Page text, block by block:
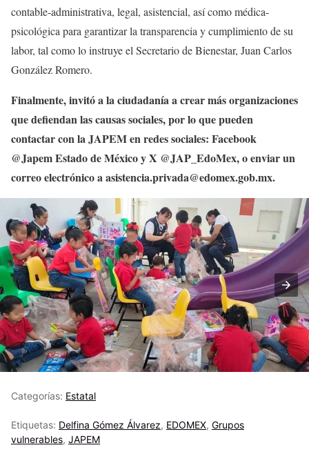
contable-administrativa, legal, asistencial, así como médica-
psicológica para garantizar la transparencia y cumplimiento de su
labor, tal como lo instruye el Secretario de Bienestar, Juan Carlos
González Romero.
Finalmente, invitó a la ciudadanía a crear más organizaciones
que defiendan las causas sociales, por lo que pueden
contactar con la JAPEM en redes sociales: Facebook
@Japem Estado de México y X @JAP_EdoMex, o enviar un
correo electrónico a asistencia.privada@edomex.gob.mx.
Categorías: Estatal
Etiquetas: Delfina Gómez Álvarez, EDOMEX, Grupos
vulnerables, JAPEM